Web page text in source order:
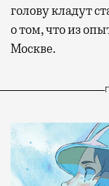
голову кладут
о том, что из
Москве.